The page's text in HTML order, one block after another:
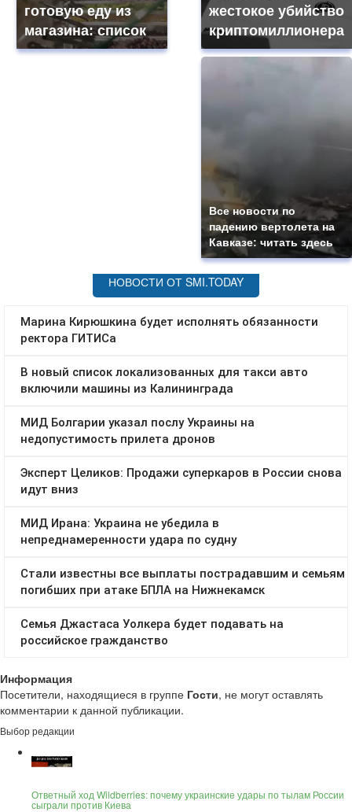
готовую еду из
магазина: список
жестокое убийство
криптомиллионера
Все новости по
падению вертолета на
Кавказе: читать здесь
Информация
Посетители, находящиеся в группе Гости, не могут оставлять
комментарии к данной публикации.
Выбор редакции
Ответный ход Wildberries: почему украинские удары по тылам России
сыграли против Киева